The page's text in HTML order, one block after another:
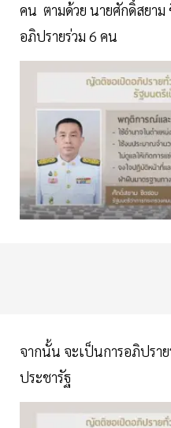
คน ตามด้วย นายศักดิ์สยา
อภิปรายร่วม 6 คน
จากนั้น จะเป็นการอภิปรา
ประชารัฐ